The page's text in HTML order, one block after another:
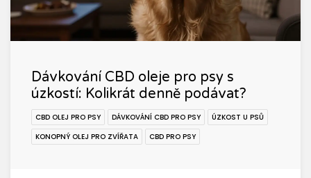
Dávkování CBD oleje pro psy s
úzkostí: Kolikrát denně podávat?
CBD OLEJ PRO PSY DÁVKOVÁNÍ CBD PRO PSY
ÚZKOST U PSŮ
KONOPNÝ OLEJ PRO ZVÍŘATA
CBD PRO PSY